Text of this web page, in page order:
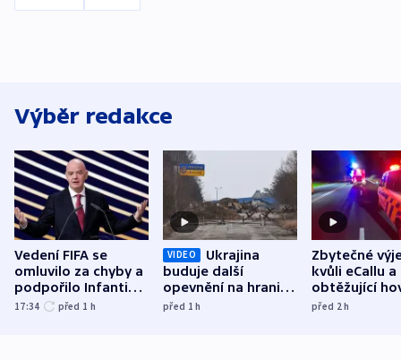
Výběr redakce
Vedení FIFA se
omluvilo za chyby a
podpořilo Infantina.
UEFA trvá na
17:34 před 1 h
VIDEO
Ukrajina
buduje další
opevnění na hranici
s Běloruskem
před 1h
Zbytečné
kvůli eCallu a
obtěžující
zdržují
před 2h